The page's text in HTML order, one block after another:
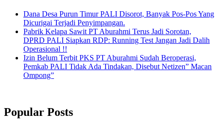
Dana Desa Purun Timur PALI Disorot, Banyak Pos-Pos Yang
Dicurigai Terjadi Penyimpangan.
Pabrik Kelapa Sawit PT Aburahmi Terus Jadi Sorotan,
DPRD PALI Siapkan RDP: Running Test Jangan Jadi Dalih
Operasional !!
Izin Belum Terbit PKS PT Aburahmi Sudah Beroperasi,
Pemkab PALI Tidak Ada Tindakan, Disebut Netizen” Macan
Ompong”
Popular Posts